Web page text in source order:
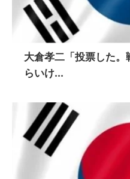
大倉孝二「投票した
らいけ...